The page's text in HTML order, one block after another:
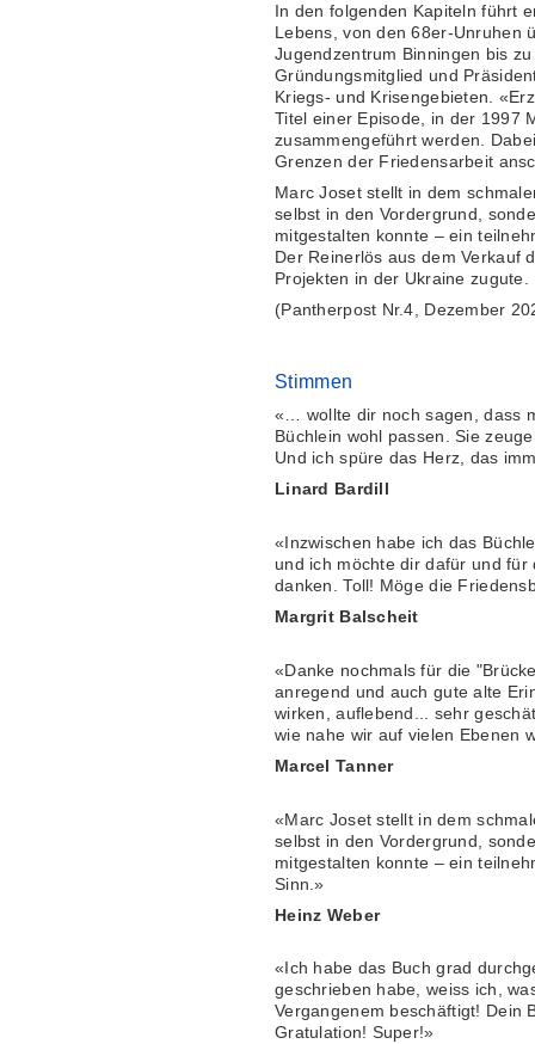
In den folgenden Kapiteln führt
Lebens, von den 68er-Unruhen
Jugendzentrum Binningen bis
Gründungsmitglied und
Kriegs- und Krisengebieten.
Titel einer Episode, in der 1997
zusammengeführt werden.
Grenzen der Friedensarbeit
Marc Joset stellt in dem
selbst in den Vordergrund,
mitgestalten konnte – ein
Der Reinerlös aus dem Verkauf
Projekten in der Ukraine zugute.
(Pantherpost Nr.4, Dezember
Stimmen
«… wollte dir noch sagen, dass
Büchlein wohl passen. Sie
Und ich spüre das Herz, das
Linard Bardill
«Inzwischen habe ich das
und ich möchte dir dafür und
danken. Toll! Möge die
Margrit Balscheit
«Danke nochmals für die
anregend und auch gute alte
wirken, auflebend... sehr
wie nahe wir auf vielen Ebenen
Marcel Tanner
«Marc Joset stellt in dem
selbst in den Vordergrund,
mitgestalten konnte – ein
Sinn.»
Heinz Weber
«Ich habe das Buch grad
geschrieben habe, weiss ich,
Vergangenem beschäftigt! Dein
Gratulation! Super!»